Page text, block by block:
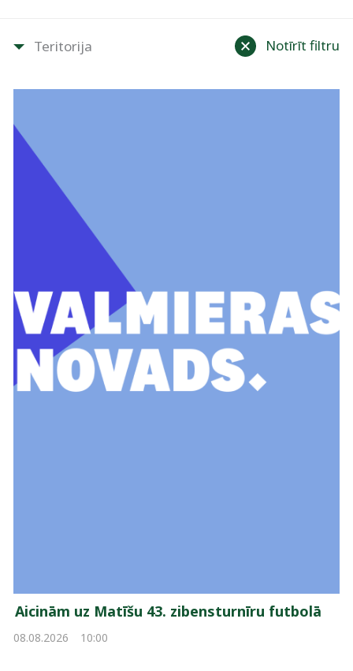
Teritorija
Kocēnu apvienība
Mazsalacas apvienība
Naukšēnu apvienība
Rūjienas apvienība
Strenču apvienība
Notīrīt filtru
Aicinām uz Matīšu 43. zibensturnīru futbolā
08.08.2026 10:00